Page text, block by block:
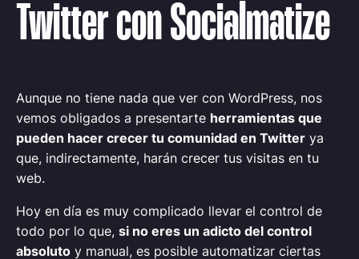
Twitter con Socialmatize
Aunque no tiene nada que ver con WordPress, nos
vemos obligados a presentarte herramientas que
pueden hacer crecer tu comunidad en Twitter ya
que, indirectamente, harán crecer tus visitas en tu
web.
Hoy en día es muy complicado llevar el control de
todo por lo que, si no eres un adicto del control
absoluto y manual, es posible automatizar ciertas